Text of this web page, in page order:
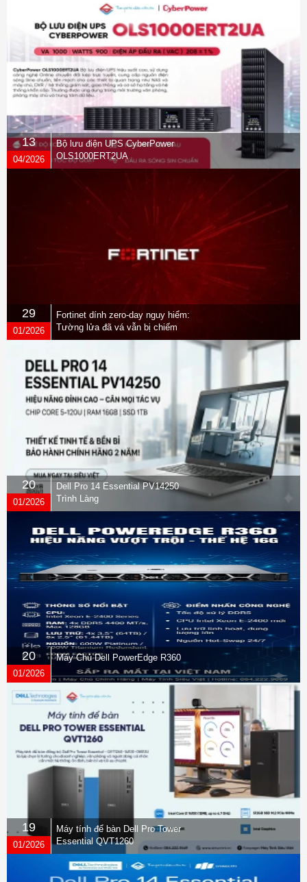
13
04/2026
Bộ lưu điện UPS CyberPower
OLS1000ERT2UA
29
01/2026
Fortinet dính zero-day nguy hiểm:
Tường lửa đã vá vẫn bị chiếm
quyền
20
01/2026
Dell Pro 14 Essential PV14250
Trình Làng
20
01/2026
Máy Chủ Dell PowerEdge R360
19
01/2026
Máy tính để bàn Dell Pro Tower
Essential QVT1260